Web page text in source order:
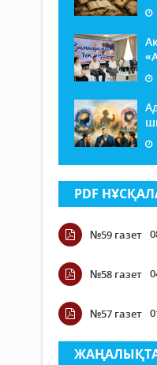
PDF
№59 газет
№58 газет
№57 газет